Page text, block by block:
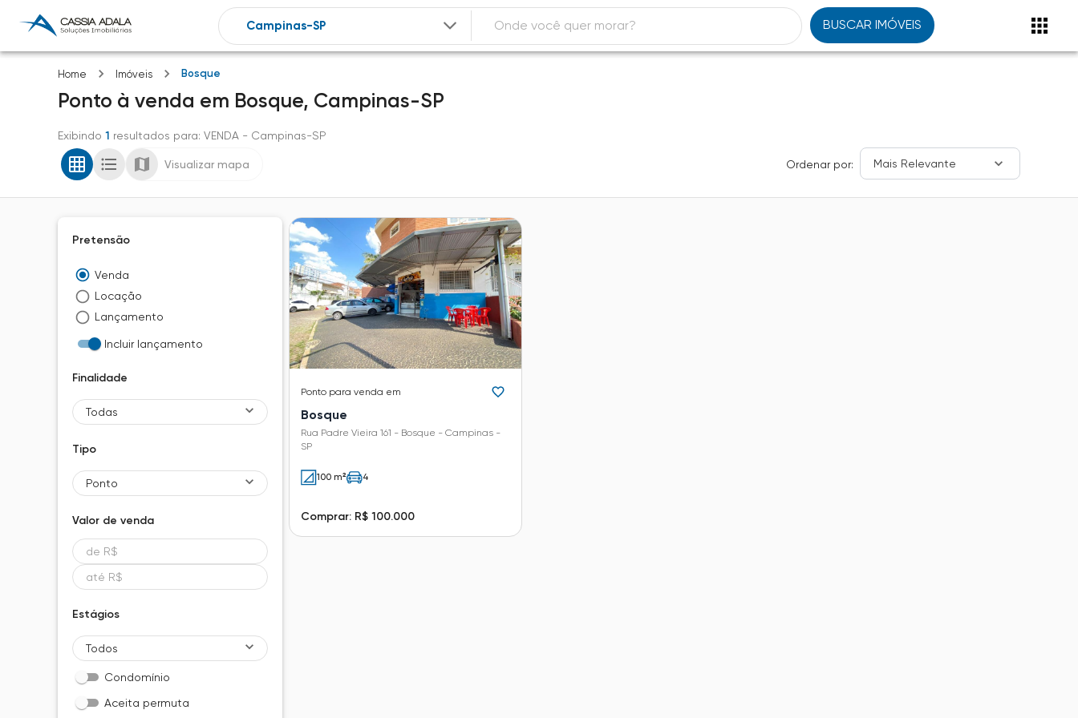
BUSCAR IMÓVEIS
Home Imóveis Bosque
Ponto à venda em Bosque, Campinas-SP
Exibindo 1 resultados para: VENDA - Campinas-SP
Visualizar mapa Ordenar por: Mais Relevante
Pretensão
Venda
Locação
Lançamento
Incluir lançamento
Finalidade
Todas
Tipo
Ponto
Valor de venda
Estágios
Todos
Condomínio
Aceita permuta
Ponto para venda em
Bosque
Rua Padre Vieira 161 - Bosque - Campinas -
SP
100 m² 4
Comprar: R$ 100.000